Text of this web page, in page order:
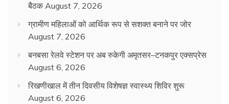
बैठक August 7, 2026
ग्रामीण महिलाओं को आर्थिक रूप से सशक्त बनाने पर जोर
August 7, 2026
बनबसा रेलवे स्टेशन पर अब रुकेगी अमृतसर–टनकपुर एक्सप्रेस
August 6, 2026
रिखणीखाल में तीन दिवसीय विशेषज्ञ स्वास्थ्य शिविर शुरू
August 6, 2026